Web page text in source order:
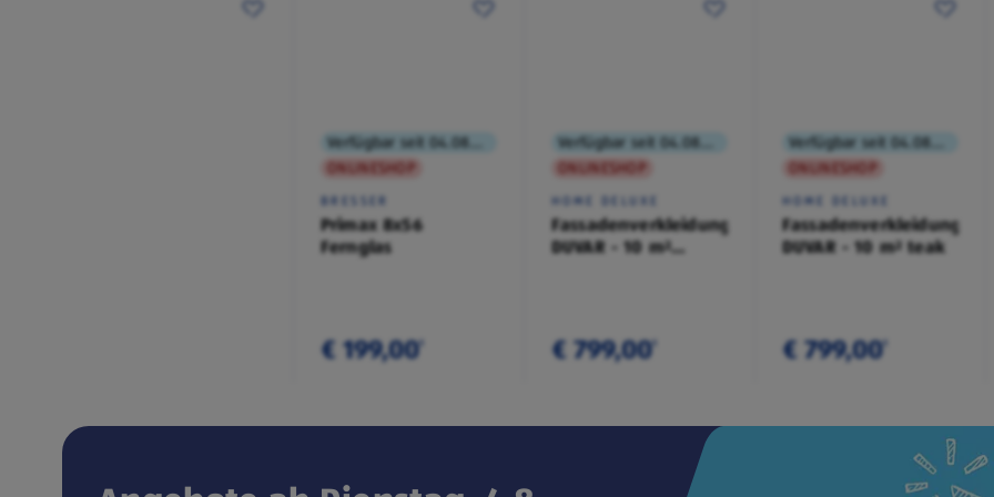
ONLINESHOP
BRESSER
Primax 8x56
Fernglas
€ 199,00¹
ONLINESHOP
HOME DELUXE
Fassadenverkleidung
DUVAR - 10 m²
€ 799,00¹
ONLINESHOP
HOME DELUXE
Fassadenverkleidung
DUVAR - 10 m² teak
€ 799,00¹